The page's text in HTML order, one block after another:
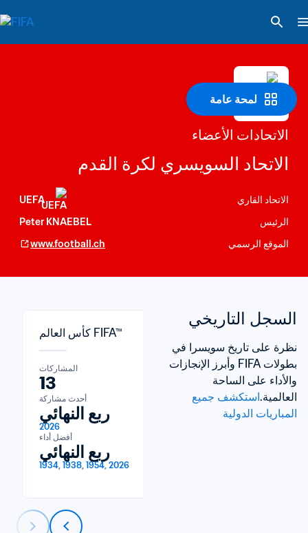
لمحة عامة
الاتحادات الأعضاء
الاتحاد السويسري لكرة القدم
الاتحاد القاري
UEFA
الرئيس
Peter KNAEBEL
الموقع الرسمي
www.football.ch
السجل التاريخي
العالمية.
المباريات الدولية
كأس العالم FIFA™
المشاركات
13
أحدث مشاركة
ربع النهائي
2026
أفضل أداء
ربع النهائي
1934, 1938, 1954, 2026
المشاركات
2
أحدث مشاركة
عشر